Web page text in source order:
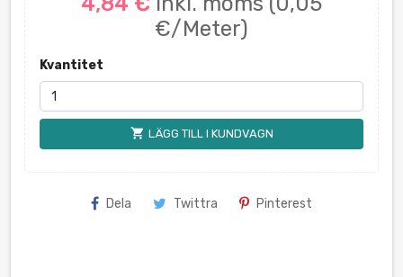
€/Meter)
Kvantitet
shopping_cart LÄGG TILL I KUNDVAGN
Dela Twittra Pinterest